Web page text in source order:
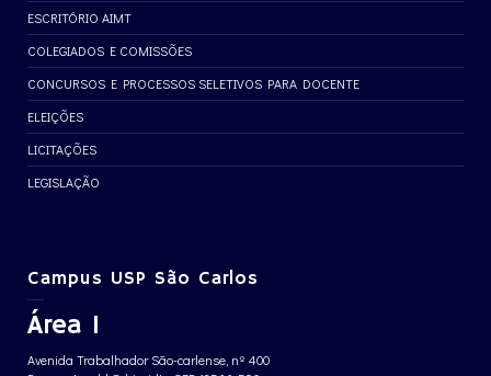
ESCRITÓRIO AIMT
COLEGIADOS E COMISSÕES
CONCURSOS E PROCESSOS SELETIVOS PARA DOCENTE
ELEIÇÕES
LICITAÇÕES
LEGISLAÇÃO
Campus USP São Carlos
Área 1
Avenida Trabalhador São-carlense, nº 400